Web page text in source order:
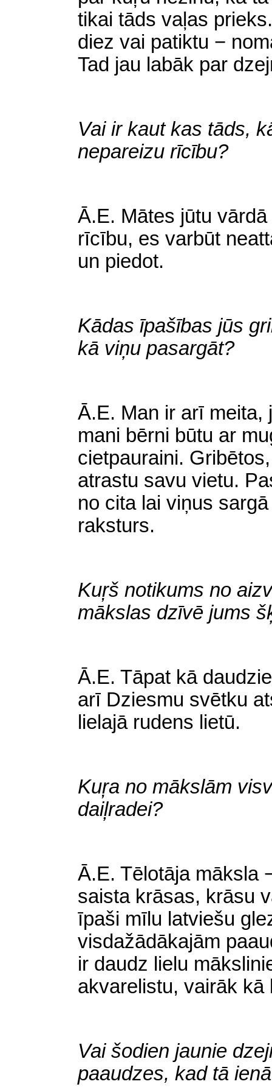
tikai tāds vaļas
diez vai patiktu −
Tad jau labāk par
Vai ir kaut kas tāds,
nepareizu rīcību?
Ā.E. Mātes jūtu
rīcību, es varbūt
un piedot.
Kādas īpašības jūs
kā viņu pasargāt?
Ā.E. Man ir arī meita,
mani bērni būtu ar
cietpauraini.
atrastu savu vietu.
no cita lai viņus
raksturs.
Kuŗš notikums no
mākslas dzīvē jums
Ā.E. Tāpat kā
arī Dziesmu svētku
lielajā rudens lietū.
Kuŗa no mākslām
daiļradei?
Ā.E. Tēlotāja māksla
saista krāsas, krāsu
īpaši mīlu latviešu
visdažādākajām
ir daudz lielu
akvarelistu, vairāk kā
Vai šodien jaunie
paaudzes, kad tā